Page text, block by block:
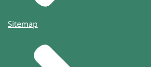
Sitemap